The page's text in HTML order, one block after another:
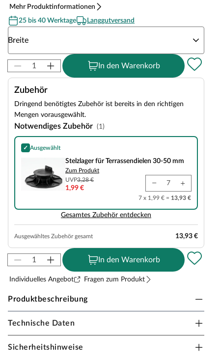
Mehr Produktinformationen
25 bis 40 Werktage
Langgutversand
Breite
In den Warenkorb
Zubehör
Dringend benötigtes Zubehör ist bereits in den richtigen
Mengen vorausgewählt.
Notwendiges Zubehör (1)
✓ Ausgewählt
Stelzlager für Terrassendielen 30-50 mm
Stelzlager für Terrassendielen 30-50 mm
Zum Produkt
UVP3,28 €
1,99 €
7 x 1,99 € = 13,93 €
Gesamtes Zubehör entdecken
Ausgewähltes Zubehör gesamt 13,93 €
In den Warenkorb
Individuelles Angebot Fragen zum Produkt
Produktbeschreibung
Silvadec Atmosphere Sao Paulo Braun
Profile rahmen deine Terrasse optisch ästhetisch ein. Das
Technische Daten
Sicherheitshinweise